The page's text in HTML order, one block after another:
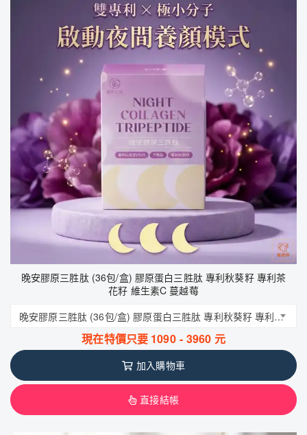
晚安膠原三胜肽 (36包/盒) 膠原蛋白三胜肽 專利秋葵籽 專利茶
花籽 維生素C 蔓越莓
晚安膠原三胜肽 (36包/盒) 膠原蛋白三胜肽 專利秋葵籽 專利茶花籽 維生素C 蔓越莓
現在特價只要 1090 - 3960 元
加入購物車
直接結帳